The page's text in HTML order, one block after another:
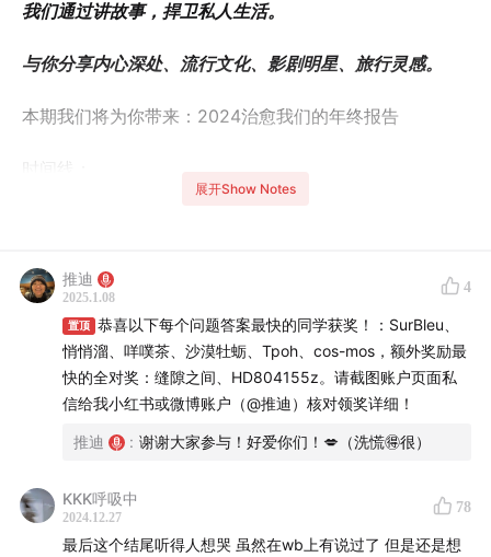
我们通过讲故事，捍卫私人生活。
与你分享内心深处、流行文化、影剧明星、旅行灵感。
本期我们将为你带来：2024治愈我们的年终报告
时间线：
12:08 2024年我们最爱自己哪期播客
2024年最爱的评论
2024年度心碎时刻
2024旅行心动时刻：在阿布扎比
27:50
2024旅行心动时刻：在新百合丘
展开Show Notes
推迪
2025.1.08
4
置顶
恭喜以下每个问题答案最快的同学获奖！：SurBleu、
悄悄溜、咩噗茶、沙漠牡蛎、Tpoh、cos-mos，额外奖励最
快的全对奖：缝隙之间、HD804155z。请截图账户页面私
信给我小红书或微博账户（@推迪）核对领奖详细！
推迪 : 谢谢大家参与！好爱你们！💋（洗慌🉐很）
KKK呼吸中
2024.12.27
78
最后这个结尾听得人想哭 虽然在wb上有说过了 但是还是想